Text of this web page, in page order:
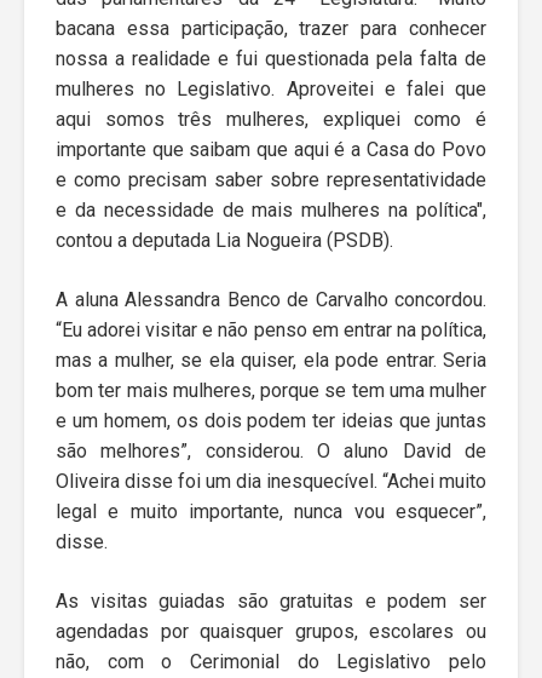
bacana essa participação, trazer para conhecer
nossa a realidade e fui questionada pela falta de
mulheres no Legislativo. Aproveitei e falei que
aqui somos três mulheres, expliquei como é
importante que saibam que aqui é a Casa do Povo
e como precisam saber sobre representatividade
e da necessidade de mais mulheres na política",
contou a deputada Lia Nogueira (PSDB).
A aluna Alessandra Benco de Carvalho concordou.
“Eu adorei visitar e não penso em entrar na política,
mas a mulher, se ela quiser, ela pode entrar. Seria
bom ter mais mulheres, porque se tem uma mulher
e um homem, os dois podem ter ideias que juntas
são melhores”, considerou. O aluno David de
Oliveira disse foi um dia inesquecível. “Achei muito
legal e muito importante, nunca vou esquecer”,
disse.
As visitas guiadas são gratuitas e podem ser
agendadas por quaisquer grupos, escolares ou
não, com o Cerimonial do Legislativo pelo